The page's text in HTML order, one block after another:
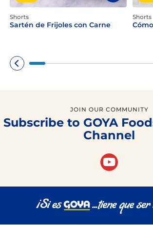
Shorts
Sartén de Frijoles con Carne
Shorts
JOIN OUR COMMUNITY
Subscribe to GOYA
Channel